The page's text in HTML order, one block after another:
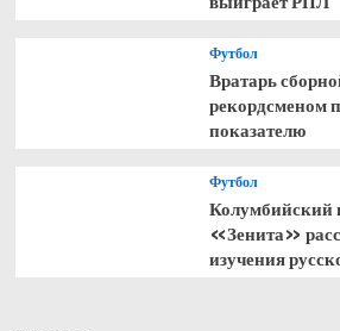
Футбол
Вратарь
рекордсменом
показателю
Футбол
Колумбийский
«Зенита»
изучения